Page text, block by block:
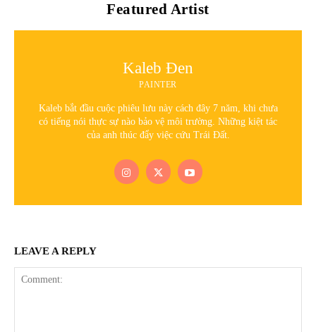
Featured Artist
Kaleb Đen
PAINTER
Kaleb bắt đầu cuộc phiêu lưu này cách đây 7 năm, khi chưa
có tiếng nói thực sự nào bảo vệ môi trường. Những kiệt tác
của anh thúc đẩy việc cứu Trái Đất.
LEAVE A REPLY